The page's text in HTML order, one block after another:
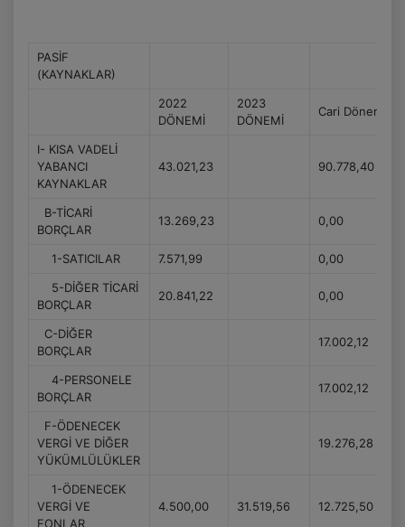
PASİF
(KAYNAKLAR)
2022
DÖNEMİ
2023
DÖNEMİ
Cari Dönem
I- KISA VADELİ
YABANCI
KAYNAKLAR
43.021,23 90.778,40
B-TİCARİ
BORÇLAR
13.269,23 0,00
1-SATICILAR 7.571,99
0,00
5-DİĞER TİCARİ
BORÇLAR
20.841,22 0,00
C-DİĞER
BORÇLAR
17.002,12
4-PERSONELE
BORÇLAR
17.002,12
F-ÖDENECEK
VERGİ VE DİĞER
YÜKÜMLÜLÜKLER
19.276,28
1-ÖDENECEK
VERGİ VE
FONLAR
4.500,00 31.519,56 12.725,50